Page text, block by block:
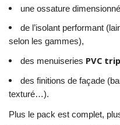
une ossature
de l’isolant performant
selon les gammes),
des menuiseries PVC
des finitions de façade
texturé…).
Plus le pack est complet,